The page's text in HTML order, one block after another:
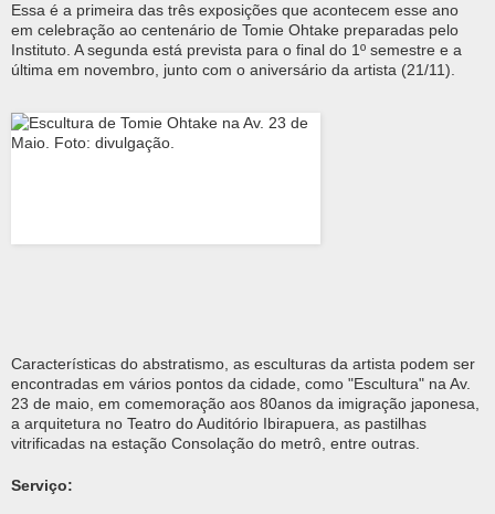
Essa é a primeira das três exposições que acontecem esse ano
em celebração ao centenário de Tomie Ohtake preparadas pelo
Instituto. A segunda está prevista para o final do 1º semestre e a
última em novembro, junto com o aniversário da artista (21/11).
Características do abstratismo, as esculturas da artista podem ser
encontradas em vários pontos da cidade, como "Escultura" na Av.
23 de maio, em comemoração aos 80anos da imigração japonesa,
a arquitetura no Teatro do Auditório Ibirapuera, as pastilhas
vitrificadas na estação Consolação do metrô, entre outras.
Serviço: